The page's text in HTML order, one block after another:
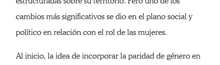
cambios más significativos se dio en el plano social y
político en relación con el rol de las mujeres.
Al inicio, la idea de incorporar la paridad de género en